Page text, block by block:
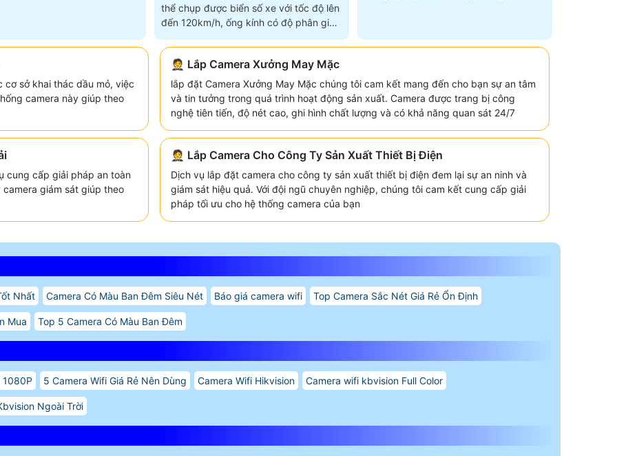
thể chụp được biển số xe với tốc độ lên
đến 120km/h, ống kính có độ phân giải
cơ sở khai thác dầu mỏ, việc
camera này giúp theo
🤵 Lắp Camera Xưởng May Mặc
lắp đặt Camera Xưởng May Mặc chúng tôi cam kết mang đến cho bạn sự an tâm
và tin tưởng trong quá trình hoạt động sản xuất. Camera được trang bị công
nghệ tiên tiến, độ nét cao, ghi hình chất lượng và có khả năng quan sát 24/7
cung cấp giải pháp an toàn
giám sát giúp theo
🤵 Lắp Camera Cho Công Ty Sản Xuất Thiết Bị Điện
Dịch vụ lắp đặt camera cho công ty sản xuất thiết bị điện đem lại sự an ninh và
giám sát hiệu quả. Với đội ngũ chuyên nghiệp, chúng tôi cam kết cung cấp giải
pháp tối ưu cho hệ thống camera của bạn
Nhất Camera Có Màu Ban Đêm Siêu Nét Báo giá camera wifi Top Camera Sắc Nét Giá Rẻ Ổn Định
Mua Top 5 Camera Có Màu Ban Đêm
1080P 5 Camera Wifi Giá Rẻ Nên Dùng Camera Wifi Hikvision Camera wifi kbvision Full Color
Ngoài Trời